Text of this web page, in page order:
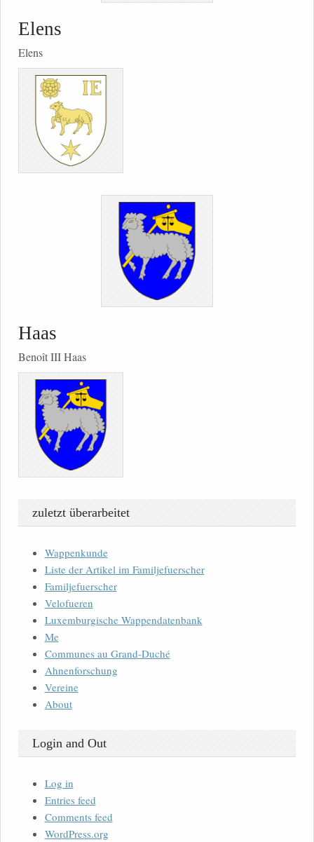
Elens
Elens
Haas
Benoît III Haas
zuletzt überarbeitet
Wappenkunde
Liste der Artikel im Familjefuerscher
Familjefuerscher
Velofueren
Luxemburgische Wappendatenbank
Me
Communes au Grand-Duché
Ahnenforschung
Vereine
About
Login and Out
Log in
Entries feed
Comments feed
WordPress.org